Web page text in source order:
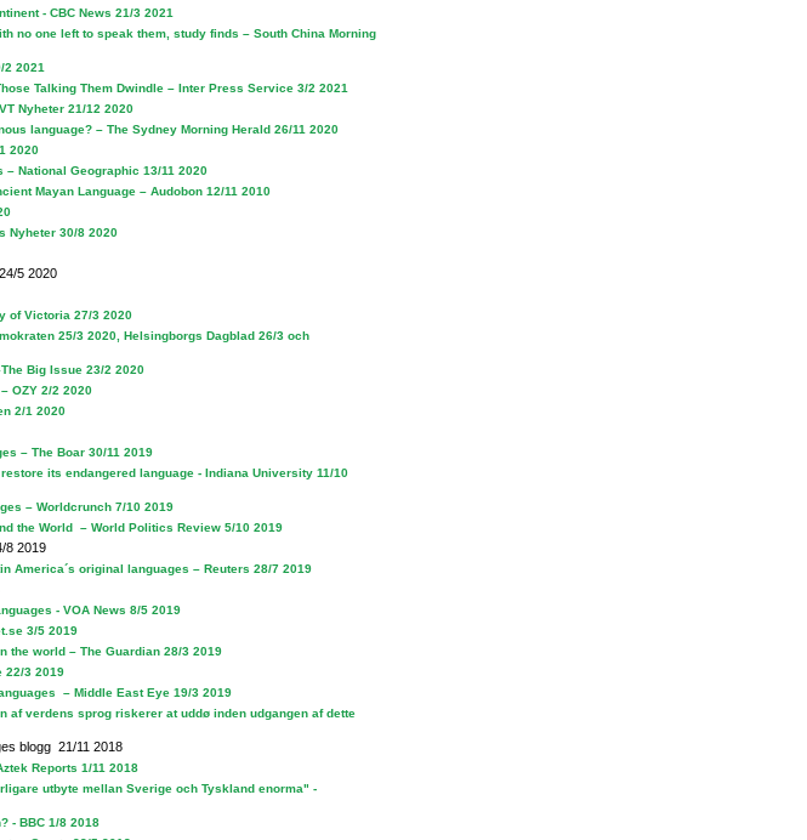
- CBC News 21/3 2021
no one left to speak them, study finds – South China Morning
2021
Talking Them Dwindle – Inter Press Service 3/2 2021
Nyheter 21/12 2020
language? – The Sydney Morning Herald 26/11 2020
2020
National Geographic 13/11 2020
Mayan Language – Audobon 12/11 2010
Nyheter 30/8 2020
5 2020
of Victoria 27/3 2020
25/3 2020, Helsingborgs Dagblad 26/3 och
Big Issue 23/2 2020
OZY 2/2 2020
2/1 2020
– The Boar 30/11 2019
its endangered language - Indiana University 11/10
– Worldcrunch 7/10 2019
the World – World Politics Review 5/10 2019
8 2019
America´s original languages – Reuters 28/7 2019
- VOA News 8/5 2019
3/5 2019
the world – The Guardian 28/3 2019
22/3 2019
– Middle East Eye 19/3 2019
af verdens sprog riskerer at uddø inden udgangen af dette
blogg 21/11 2018
Reports 1/11 2018
utbyte mellan Sverige och Tyskland enorma" -
- BBC 1/8 2018